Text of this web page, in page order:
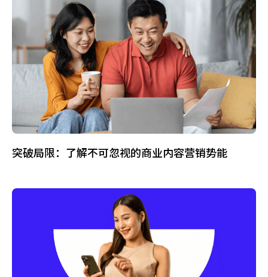
突破局限：了解不可忽视的商业内容营销势能